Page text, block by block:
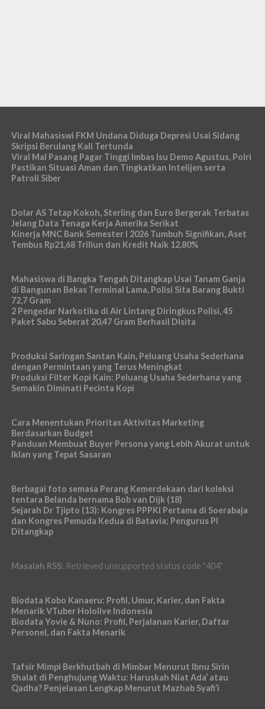
Viral Mahasiswi FKM Undana Diduga Depresi Usai Sidang
Skripsi Berulang Kali Tertunda
Viral Mal Pasang Pagar Tinggi Imbas Isu Demo Agustus, Polri
Pastikan Situasi Aman dan Tingkatkan Intelijen serta
Patroli Siber
Dolar AS Tetap Kokoh, Sterling dan Euro Bergerak Terbatas
Jelang Data Tenaga Kerja Amerika Serikat
Kinerja MNC Bank Semester I 2026 Tumbuh Signifikan, Aset
Tembus Rp21,68 Triliun dan Kredit Naik 12,80%
Mahasiswa di Bangka Tengah Ditangkap Usai Tanam Ganja
di Bangunan Bekas Terminal Lama, Polisi Sita Barang Bukti
72,7 Gram
2 Pengedar Narkotika di Air Lintang Diringkus Polisi, 45
Paket Sabu Seberat 20,47 Gram Berhasil Disita
Produksi Saringan Santan Kain, Peluang Usaha Sederhana
dengan Permintaan yang Terus Meningkat
Produksi Filter Kopi Kain: Peluang Usaha Sederhana yang
Semakin Diminati Pecinta Kopi
Cara Menentukan Prioritas Aktivitas Marketing
Berdasarkan Budget
Panduan Membuat Buyer Persona yang Lebih Akurat untuk
Iklan yang Tepat Sasaran
Berbagai foto semasa Perang Kemerdekaan dari koleksi
tentara Belanda bernama Bob van Dijk (18)
Sejarah Dr Tjipto (13): Kongres PPPKI Pertama di Soerabaja
dan Kongres Pemuda Kedua di Batavia; Pengurus PI
Ditangkap
Masalah RSS: Retrieved unsupported status code "404"
Biodata Kobo Kanaeru: Profil, Umur, Karier, dan Fakta
Menarik VTuber Hololive Indonesia
Biodata Yovie & Nuno: Profil, Perjalanan Karier, Daftar
Personel, dan Fakta Menarik
Tafsir Mimpi Berkhutbah di Mimbar Menurut Ibnu Sirin
Shalat di Penghujung Waktu: Haruskah Niat Ada’ atau
Qadha? Penjelasan Lengkap Menurut Mazhab Syafi’i